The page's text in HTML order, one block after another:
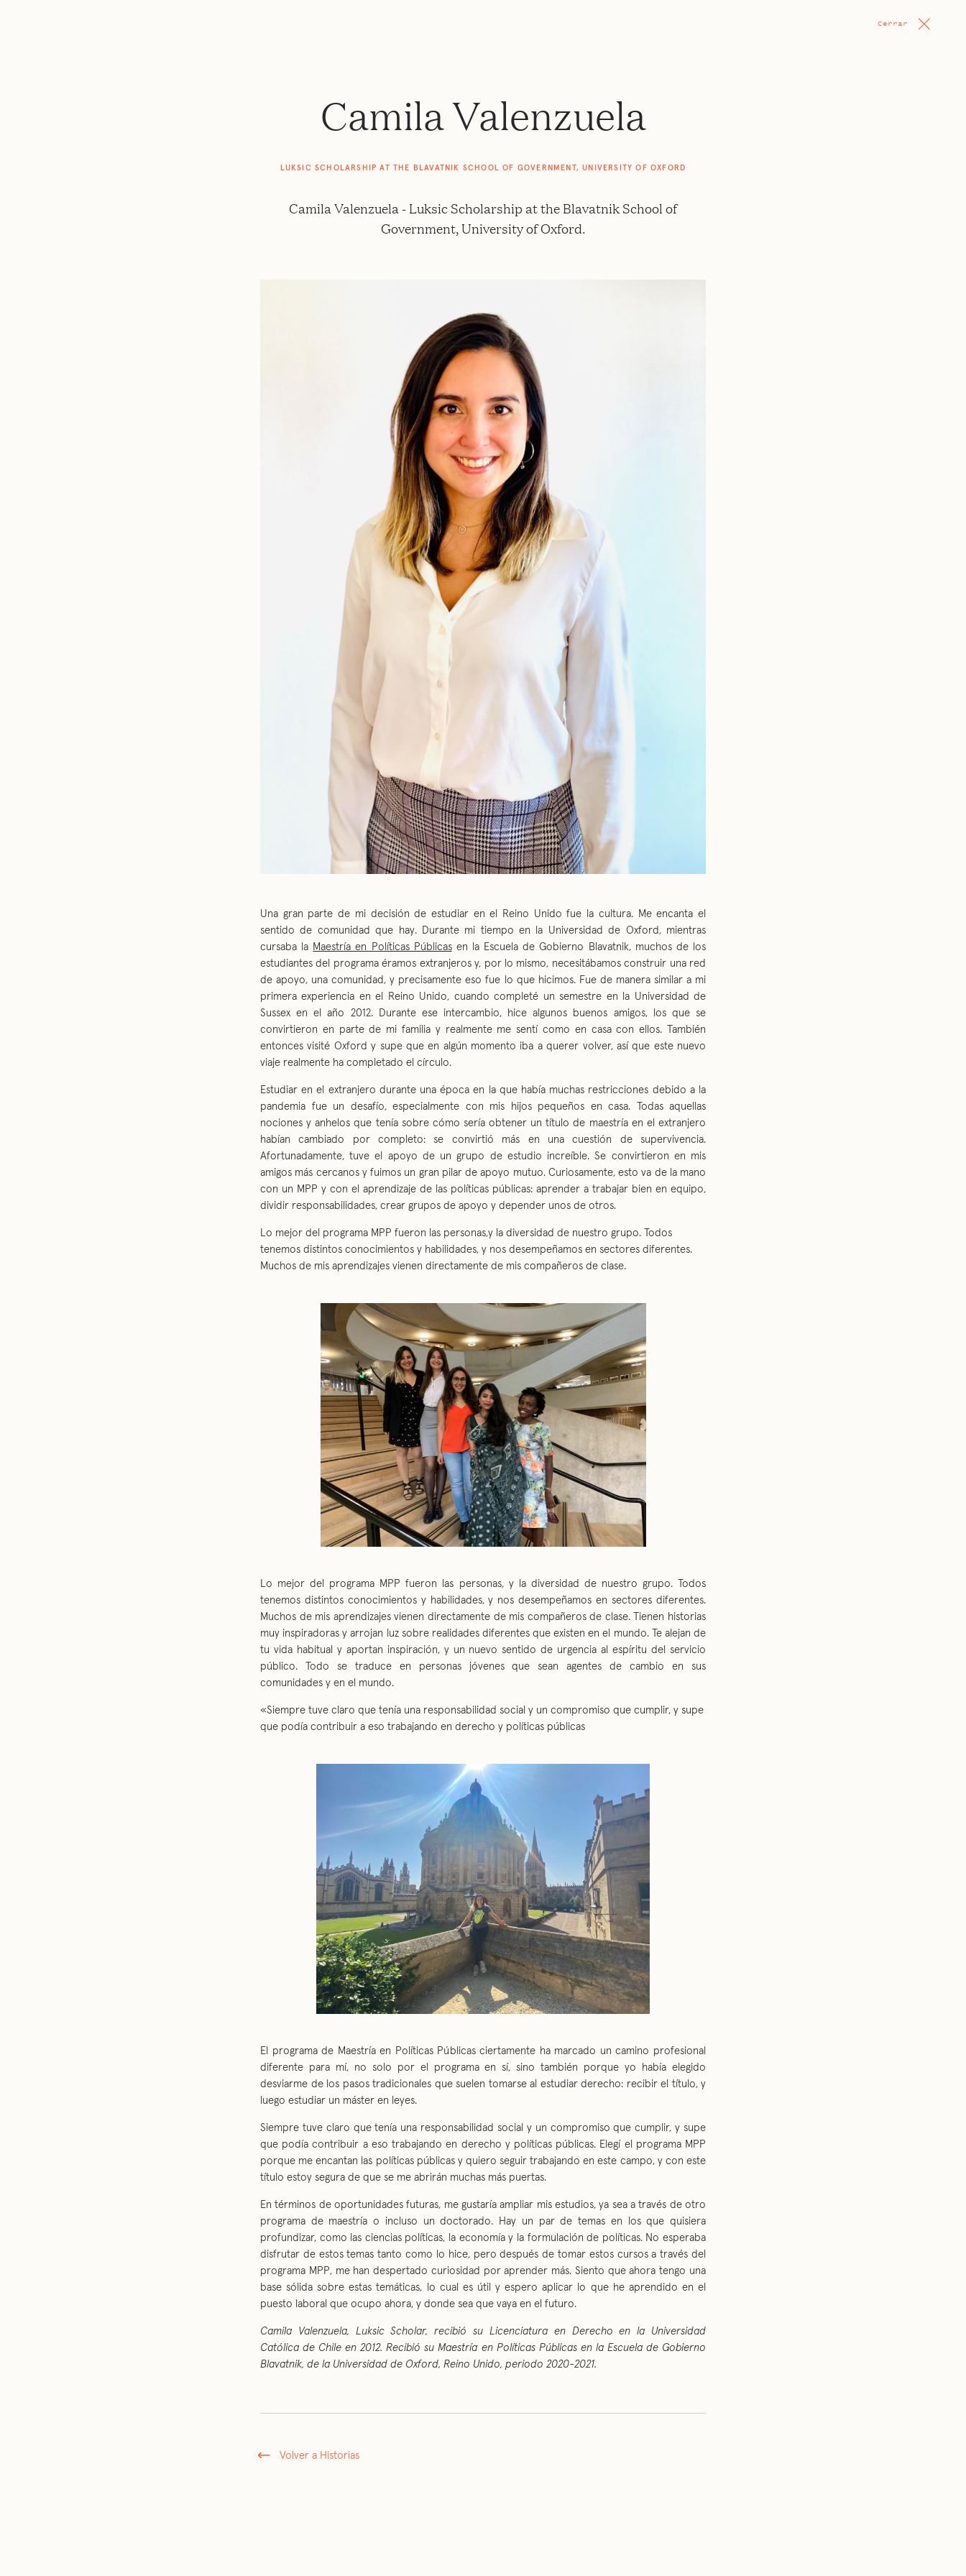
Cerrar
Camila Valenzuela
LUKSIC SCHOLARSHIP AT THE BLAVATNIK SCHOOL OF GOVERNMENT, UNIVERSITY OF OXFORD
Camila Valenzuela - Luksic Scholarship at the Blavatnik School of
Government, University of Oxford.
Una gran parte de mi decisión de estudiar en el Reino Unido fue la cultura. Me encanta el
sentido de comunidad que hay. Durante mi tiempo en la Universidad de Oxford, mientras
cursaba la Maestría en Políticas Públicasen la Escuela de Gobierno Blavatnik, muchos de los
estudiantes del programa éramos extranjeros y, por lo mismo, necesitábamos construir una red
de apoyo, una comunidad, y precisamente eso fue lo que hicimos. Fue de manera similar a mi
primera experiencia en el Reino Unido, cuando completé un semestre en la Universidad de
Sussex en el año 2012. Durante ese intercambio, hice algunos buenos amigos, los que se
convirtieron en parte de mi familia y realmente me sentí como en casa con ellos. También
entonces visité Oxford y supe que en algún momento iba a querer volver, así que este nuevo
viaje realmente ha completado el círculo.
Estudiar en el extranjero durante una época en la que había muchas restricciones debido a la
pandemia fue un desafío, especialmente con mis hijos pequeños en casa. Todas aquellas
nociones y anhelos que tenía sobre cómo sería obtener un título de maestría en el extranjero
habían cambiado por completo: se convirtió más en una cuestión de supervivencia.
Afortunadamente, tuve el apoyo de un grupo de estudio increíble. Se convirtieron en mis
amigos más cercanos y fuimos un gran pilar de apoyo mutuo. Curiosamente, esto va de la mano
con un MPP y con el aprendizaje de las políticas públicas: aprender a trabajar bien en equipo,
dividir responsabilidades, crear grupos de apoyo y depender unos de otros.
Lo mejor del programa MPP fueron las personas,y la diversidad de nuestro grupo. Todos
tenemos distintos conocimientos y habilidades, y nos desempeñamos en sectores diferentes.
Muchos de mis aprendizajes vienen directamente de mis compañeros de clase.
Lo mejor del programa MPP fueron las personas, y la diversidad de nuestro grupo. Todos
tenemos distintos conocimientos y habilidades, y nos desempeñamos en sectores diferentes.
Muchos de mis aprendizajes vienen directamente de mis compañeros de clase. Tienen historias
muy inspiradoras y arrojan luz sobre realidades diferentes que existen en el mundo. Te alejan de
tu vida habitual y aportan inspiración, y un nuevo sentido de urgencia al espíritu del servicio
público. Todo se traduce en personas jóvenes que sean agentes de cambio en sus
comunidades y en el mundo.
«Siempre tuve claro que tenía una responsabilidad social y un compromiso que cumplir, y supe
que podía contribuir a eso trabajando en derecho y políticas públicas
El programa de Maestría en Políticas Públicas ciertamente ha marcado un camino profesional
diferente para mí, no solo por el programa en sí, sino también porque yo había elegido
desviarme de los pasos tradicionales que suelen tomarse al estudiar derecho: recibir el título, y
luego estudiar un máster en leyes.
Siempre tuve claro que tenía una responsabilidad social y un compromiso que cumplir, y supe
que podía contribuir a eso trabajando en derecho y políticas públicas. Elegí el programa MPP
porque me encantan las políticas públicas y quiero seguir trabajando en este campo, y con este
título estoy segura de que se me abrirán muchas más puertas.
En términos de oportunidades futuras, me gustaría ampliar mis estudios, ya sea a través de otro
programa de maestría o incluso un doctorado. Hay un par de temas en los que quisiera
profundizar, como las ciencias políticas, la economía y la formulación de políticas. No esperaba
disfrutar de estos temas tanto como lo hice, pero después de tomar estos cursos a través del
programa MPP, me han despertado curiosidad por aprender más. Siento que ahora tengo una
base sólida sobre estas temáticas, lo cual es útil y espero aplicar lo que he aprendido en el
puesto laboral que ocupo ahora, y donde sea que vaya en el futuro.
Camila Valenzuela, Luksic Scholar, recibió su Licenciatura en Derecho en la Universidad
Católica de Chile en 2012. Recibió su Maestría en Políticas Públicas en la Escuela de Gobierno
Blavatnik, de la Universidad de Oxford, Reino Unido, periodo 2020-2021.
Volver a Historias